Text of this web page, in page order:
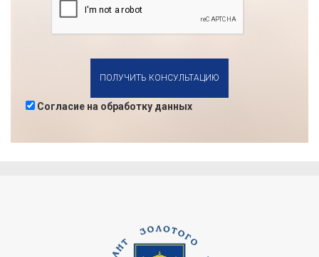
ПОЛУЧИТЬ КОНСУЛЬТАЦИЮ
Согласие на обработку данных